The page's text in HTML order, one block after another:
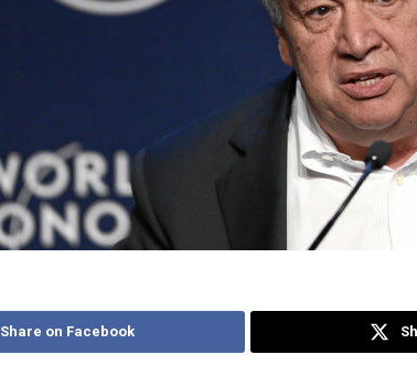
Share on Facebook